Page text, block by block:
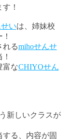
！
せいは、姉妹校
れるmihoせんせ
富なCHIYOせん
新しいクラスが
る、内容が固